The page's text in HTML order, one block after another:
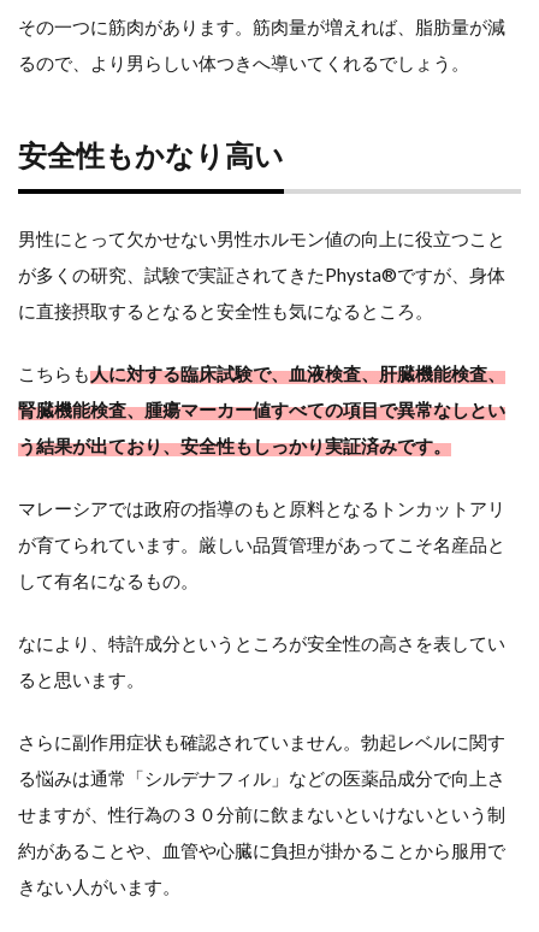
その一つに筋肉があります。筋肉量が増えれば、脂肪量が減
るので、より男らしい体つきへ導いてくれるでしょう。
安全性もかなり高い
男性にとって欠かせない男性ホルモン値の向上に役立つこと
が多くの研究、試験で実証されてきたPhysta®ですが、身体
に直接摂取するとなると安全性も気になるところ。
こちらも人に対する臨床試験で、血液検査、肝臓機能検査、
腎臓機能検査、腫瘍マーカー値すべての項目で異常なしとい
う結果が出ており、安全性もしっかり実証済みです。
マレーシアでは政府の指導のもと原料となるトンカットアリ
が育てられています。厳しい品質管理があってこそ名産品と
して有名になるもの。
なにより、特許成分というところが安全性の高さを表してい
ると思います。
さらに副作用症状も確認されていません。勃起レベルに関す
る悩みは通常「シルデナフィル」などの医薬品成分で向上さ
せますが、性行為の３０分前に飲まないといけないという制
約があることや、血管や心臓に負担が掛かることから服用で
きない人がいます。